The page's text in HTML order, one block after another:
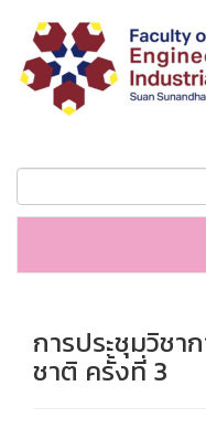
การประชุมวิชา
ชาติ ครั้งที่ 3